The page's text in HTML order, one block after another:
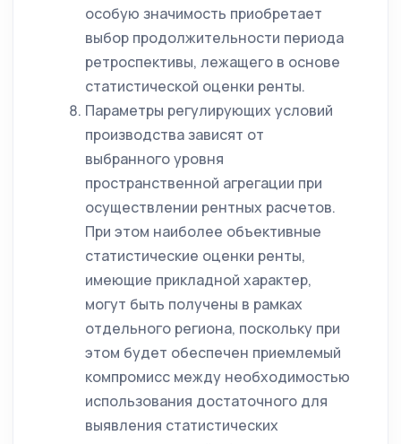
особую значимость приобретает
выбор продолжительности периода
ретроспективы, лежащего в основе
статистической оценки ренты.
Параметры регулирующих условий
производства зависят от
выбранного уровня
пространственной агрегации при
осуществлении рентных расчетов.
При этом наиболее объективные
статистические оценки ренты,
имеющие прикладной характер,
могут быть получены в рамках
отдельного региона, поскольку при
этом будет обеспечен приемлемый
компромисс между необходимостью
использования достаточного для
выявления статистических